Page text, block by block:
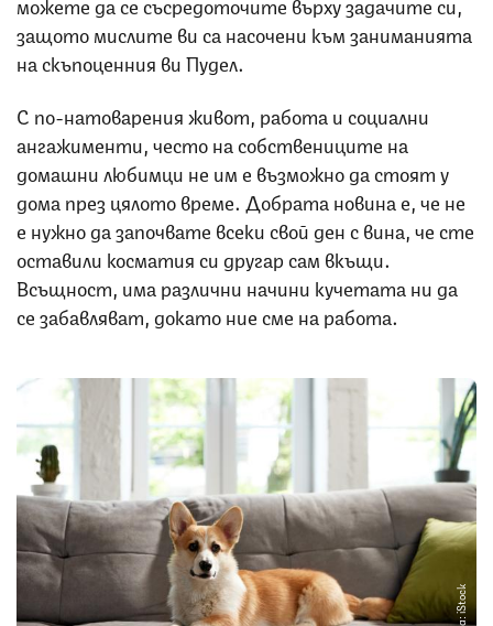
защото мислите ви са насочени към заниманията
на скъпоценния ви Пудел…
С по-натоварения живот, работа и социални
ангажименти, често на собствениците на
домашни любимци не им е възможно да стоят у
дома през цялото време. Добрата новина е, че не
е нужно да започвате всеки свой ден с вина, че сте
оставили косматия си другар сам вкъщи.
Всъщност, има различни начини кучетата ни да
се забавляват, докато ние сме на работа.